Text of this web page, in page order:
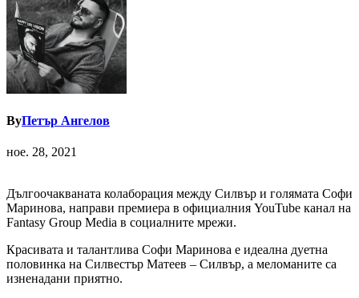
ByПетър Ангелов
ное. 28, 2021
Дългоочакваната колаборация между Силвър и голямата Софи
Маринова, направи премиера в официалния YouTube канал на
Fantasy Group Media в социалните мрежи.
Красивата и талантлива Софи Маринова е идеална дуетна
половинка на Силвестър Матеев – Силвър, а меломаните са
изненадани приятно.